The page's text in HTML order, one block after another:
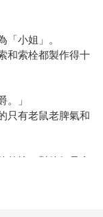
小姐」。
和索栓都製作得十
。」
只有老鼠老脾氣和
的忙，對他好只會